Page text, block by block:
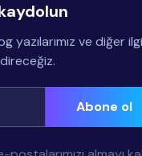
ve diğer
Abone ol